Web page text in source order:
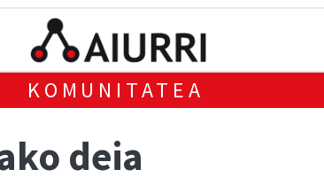
KOMUNITATEA
deia